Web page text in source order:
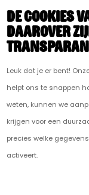
De cookies
daarover
Leuk dat je er bent!
helpt ons te snappen
weten, kunnen we
krijgen voor een
precies welke
activeert.